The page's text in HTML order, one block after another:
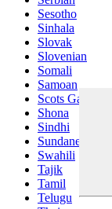
Sesotho
Sinhala
Slovak
Slovenian
Somali
Samoan
Scots Gaelic
Shona
Sindhi
Sundanese
Swahili
Tajik
Tamil
Telugu